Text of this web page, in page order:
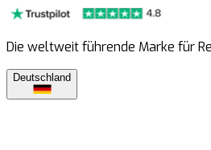
Die weltweit führende Marke für
Deutschland